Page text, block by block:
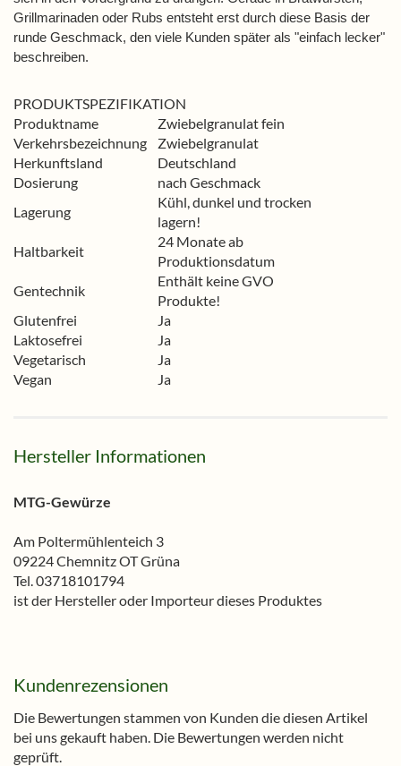
Grillmarinaden oder Rubs entsteht erst durch diese Basis der
runde Geschmack, den viele Kunden später als "einfach lecker"
beschreiben.
PRODUKTSPEZIFIKATION
Produktname
Zwiebelgranulat fein
Verkehrsbezeichnung
Zwiebelgranulat
Herkunftsland
Deutschland
Dosierung
nach Geschmack
Lagerung
Kühl, dunkel und trocken
lagern!
Haltbarkeit
24 Monate ab
Produktionsdatum
Gentechnik
Enthält keine GVO
Produkte!
Glutenfrei
Ja
Laktosefrei
Ja
Vegetarisch
Ja
Vegan
Ja
Hersteller Informationen
MTG-Gewürze
Am Poltermühlenteich 3
09224 Chemnitz OT Grüna
Tel. 03718101794
ist der Hersteller oder Importeur dieses Produktes
Kundenrezensionen
Die Bewertungen stammen von Kunden die diesen Artikel
bei uns gekauft haben. Die Bewertungen werden nicht
geprüft.